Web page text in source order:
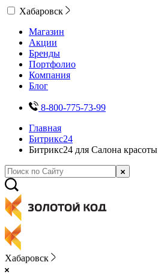
Хабаровск
Магазин
Акции
Бренды
Портфолио
Компания
Блог
8-800-775-73-99
Главная
Битрикс24
Битрикс24 для Салона красоты
Хабаровск